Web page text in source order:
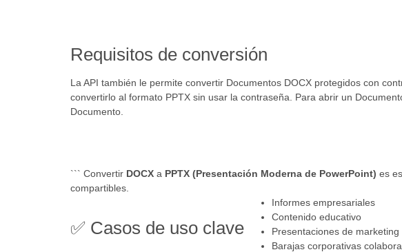
Requisitos de conversión
La API también le permite convertir Documentos DOCX protegidos con
convertirlo al formato PPTX sin usar la contraseña. Para abrir un
Documento.
``` Convertir DOCX a PPTX (Presentación Moderna de PowerPoint) es
compartibles.
✅ Casos de uso clave
Informes empresariales
Contenido educativo
Presentaciones de marketing
Barajas corporativas